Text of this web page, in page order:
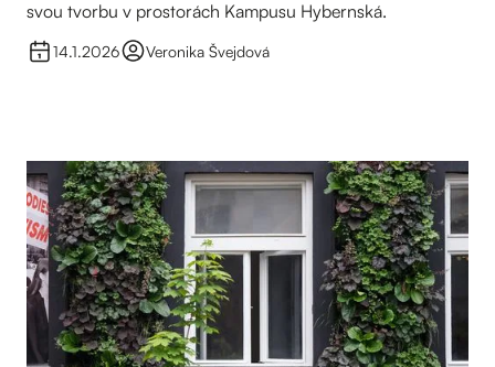
svou tvorbu v prostorách Kampusu Hybernská.
14.1.2026 Veronika Švejdová